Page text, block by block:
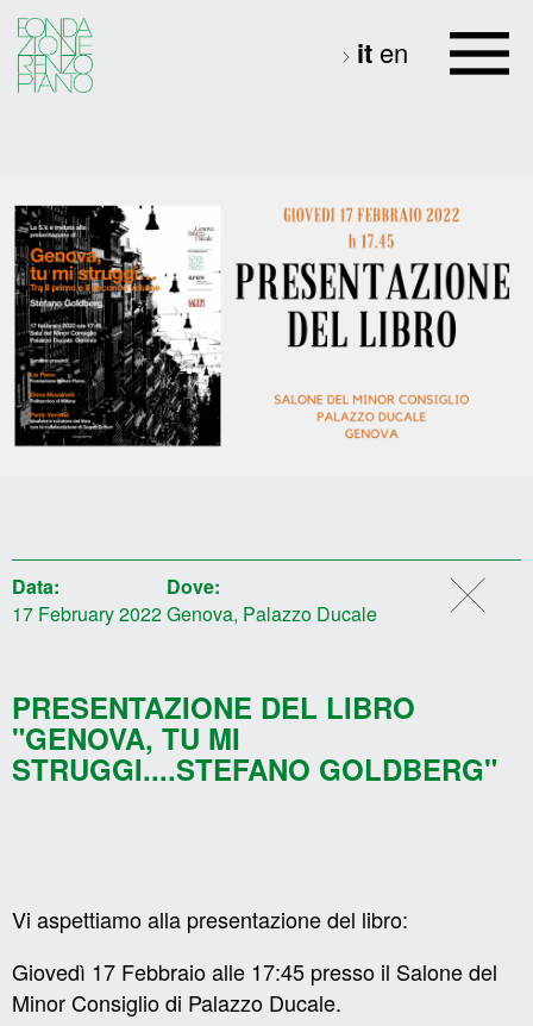
it en
Data:
17 February 2022
Dove:
Genova, Palazzo Ducale
PRESENTAZIONE DEL LIBRO
"GENOVA, TU MI
STRUGGI....STEFANO GOLDBERG"
Vi aspettiamo alla presentazione del libro:
Giovedì 17 Febbraio alle 17:45 presso il Salone del
Minor Consiglio di Palazzo Ducale.